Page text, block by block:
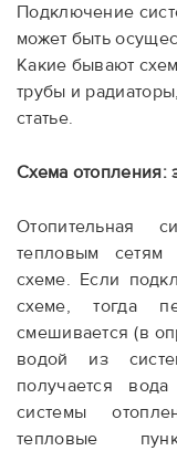
Подключение
может быть
Какие бывают
трубы и
статье.
Схема отопления:
Отопительная
тепловым
схеме. Если
схеме, тогда
смешивается (в
водой из
получается
системы
тепловые